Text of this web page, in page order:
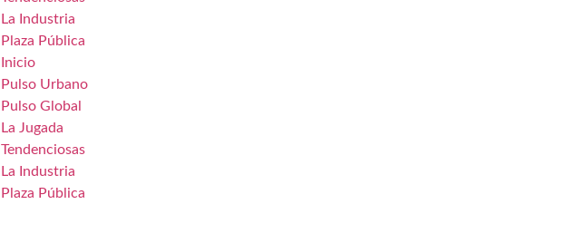
La Industria
Plaza Pública
Inicio
Pulso Urbano
Pulso Global
La Jugada
Tendenciosas
La Industria
Plaza Pública